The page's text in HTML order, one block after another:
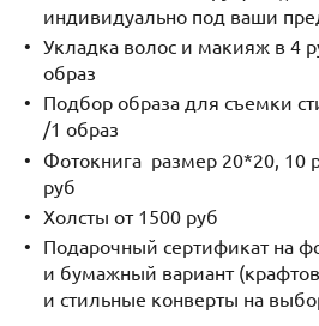
индивидуально под ваши
Укладка волос и макияж в 4
образ
Подбор образа для съемки
/1 образ
Фотокнига размер 20*20, 10
руб
Холсты от 1500 руб
Подарочный сертификат на
и бумажный вариант
и стильные конверты на